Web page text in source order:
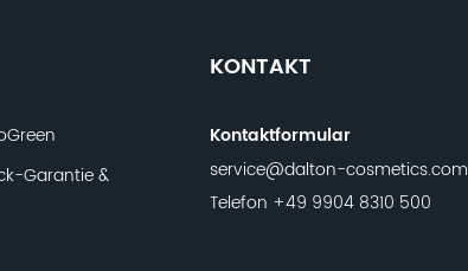
Garantie &
KONTAKT
Kontaktformular
service@dalton-cosmetics.com
Telefon +49 9904 8310 500